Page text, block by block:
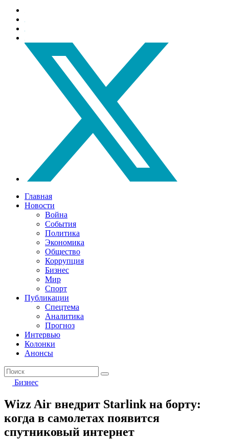
Главная
Новости
Война
События
Политика
Экономика
Общество
Коррупция
Бизнес
Мир
Спорт
Публикации
Спецтема
Аналитика
Прогноз
Интервью
Колонки
Анонсы
Бизнес
Wizz Air внедрит Starlink на борту:
когда в самолетах появится
спутниковый интернет